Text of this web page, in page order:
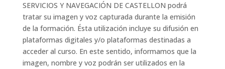
SERVICIOS Y NAVEGACIÓN DE CASTELLON podrá
tratar su imagen y voz capturada durante la emisión
de la formación. Ésta utilización incluye su difusión en
plataformas digitales y/o plataformas destinadas a
acceder al curso. En este sentido, informamos que la
imagen, nombre y voz podrán ser utilizados en la